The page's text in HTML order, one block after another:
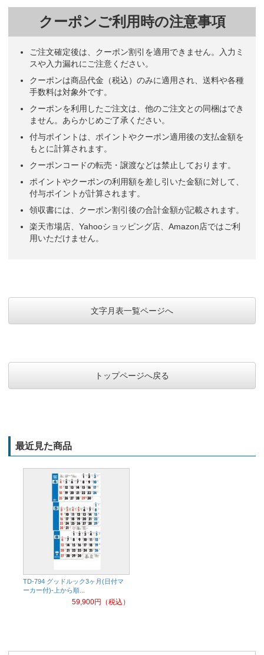
クーポンご利用時の注意事項
ご注文確定後は、クーポン割引を適用できません。入力ミ
スや入力漏れにご注意ください。
クーポンは商品代金（税込）のみに適用され、送料や各種
手数料は対象外です。
クーポンを利用したご注文は、他のご注文との同梱はでき
ません。あらかじめご了承ください。
付与ポイントは、ポイントやクーポン適用後の支払金額を
もとに計算されます。
クーポンコードの転売・譲渡などは禁止しております。
ポイントやクーポンの利用額を差し引いた金額に対して、
付与ポイントが計算されます。
領収書には、クーポン割引後の合計金額が記載されます。
楽天市場店、Yahooショッピング店、Amazon店ではご利
用いただけません。
文字月表一覧ページへ
トップページへ戻る
最近見た商品
TD-794 グッドルック3ヶ月(日付マ
ーカー付)-上から順...
59,900円（税込）